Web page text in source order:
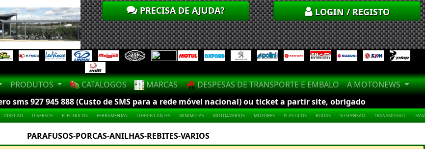
PRECISA DE AJUDA? LOGIN / REGISTO
PRODUTOS CATALOGOS MARCAS DESPESAS DE TRANSPORTE E EMBALO
A MOTONEWS
sms 927 945 888 (Custo de SMS para a rede móvel nacional) ou ticket a partir site, obrigado
DIRECAO DIVERSOS ELECTRICOS FERRAMENTAS LUBRIFICANTES MINIMOTAS MOTO4.VARIOS MOTORES PLASTICOS RODAS SUSPENSAO TRANSMISSAO
PARAFUSOS-PORCAS-ANILHAS-REBITES-VARIOS